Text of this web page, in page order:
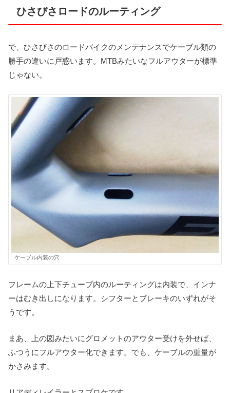
ひさびさロードのルーティング
で、ひさびさのロードバイクのメンテナンスでケーブル類の
勝手の違いに戸惑います。MTBみたいなフルアウターが標準
じゃない。
ケーブル内装の穴
フレームの上下チューブ内のルーティングは内装で、インナ
ーはむき出しになります。シフターとブレーキのいずれがそ
うです。
まあ、上の図みたいにグロメットのアウター受けを外せば、
ふつうにフルアウター化できます。でも、ケーブルの重量が
かさみます。